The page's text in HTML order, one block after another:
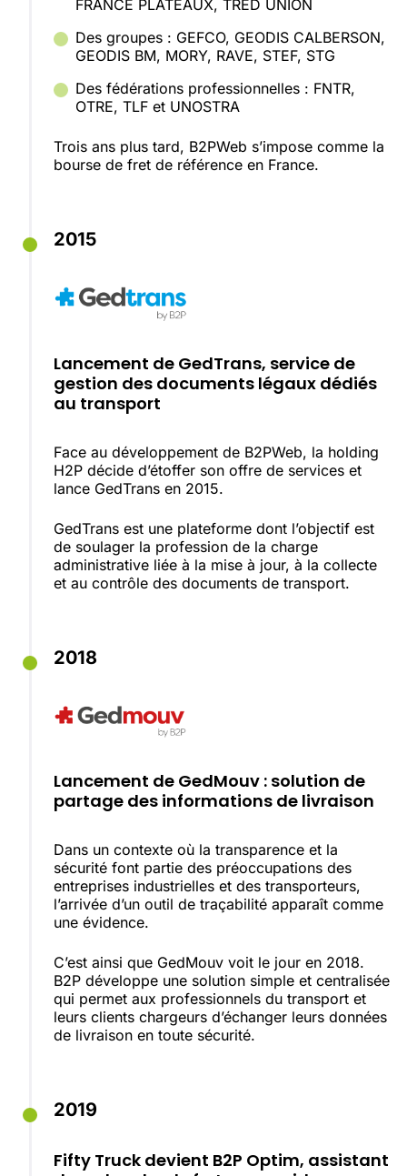
FRANCE PLATEAUX, TRED UNION
Des groupes : GEFCO, GEODIS CALBERSON,
GEODIS BM, MORY, RAVE, STEF, STG
Des fédérations professionnelles : FNTR,
OTRE, TLF et UNOSTRA
Trois ans plus tard, B2PWeb s’impose comme la
bourse de fret de référence en France.
2015
Lancement de GedTrans, service de
gestion des documents légaux dédiés
au transport
Face au développement de B2PWeb, la holding
H2P décide d’étoffer son offre de services et
lance GedTrans en 2015.
GedTrans est une plateforme dont l’objectif est
de soulager la profession de la charge
administrative liée à la mise à jour, à la collecte
et au contrôle des documents de transport.
2018
Lancement de GedMouv : solution de
partage des informations de livraison
Dans un contexte où la transparence et la
sécurité font partie des préoccupations des
entreprises industrielles et des transporteurs,
l’arrivée d’un outil de traçabilité apparaît comme
une évidence.
C’est ainsi que GedMouv voit le jour en 2018.
B2P développe une solution simple et centralisée
qui permet aux professionnels du transport et
leurs clients chargeurs d’échanger leurs données
de livraison en toute sécurité.
2019
Fifty Truck devient B2P Optim, assistant